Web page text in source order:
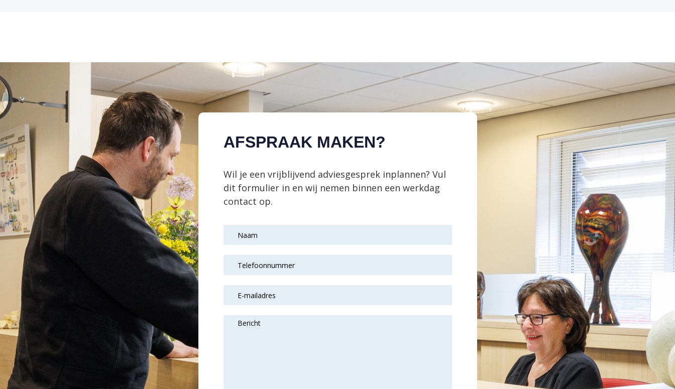
AFSPRAAK MAKEN?
Wil je een vrijblijvend adviesgesprek inplannen? Vul
dit formulier in en wij nemen binnen een werkdag
contact op.